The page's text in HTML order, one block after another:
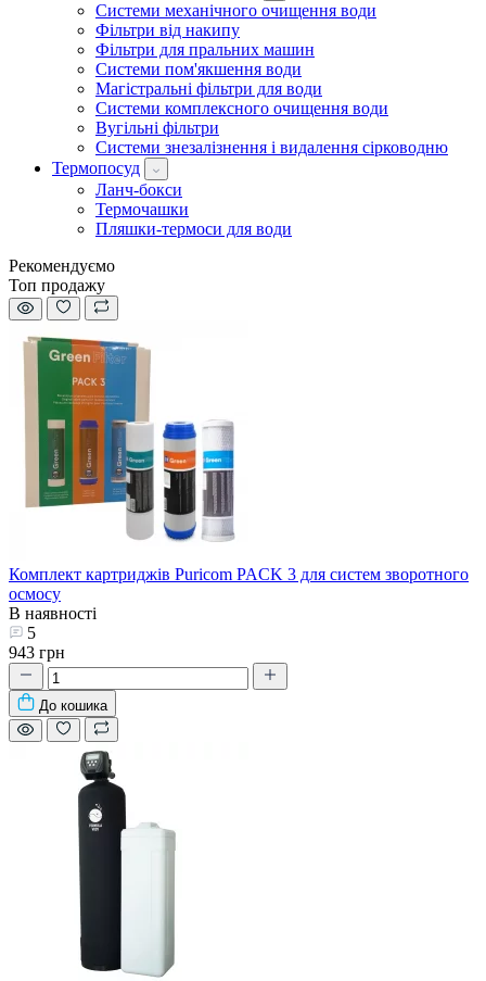
Системи механічного очищення води
Фільтри від накипу
Фільтри для пральних машин
Системи пом'якшення води
Магістральні фільтри для води
Системи комплексного очищення води
Вугільні фільтри
Системи знезалізнення і видалення сірководню
Термопосуд
Ланч-бокси
Термочашки
Пляшки-термоси для води
Рекомендуємо
Топ продажу
Комплект картриджів Puricom PACK 3 для систем зворотного
осмосу
В наявності
5
943 грн
До кошика